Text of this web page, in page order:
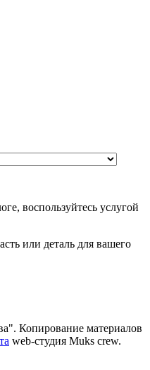
воспользуйтесь услугой
или деталь для вашего
Копирование материалов
web-студия Muks crew.